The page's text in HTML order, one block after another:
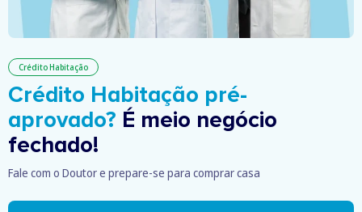
Crédito Habitação
Crédito Habitação pré-
aprovado? É meio negócio
fechado!
Fale com o Doutor e prepare-se para comprar casa